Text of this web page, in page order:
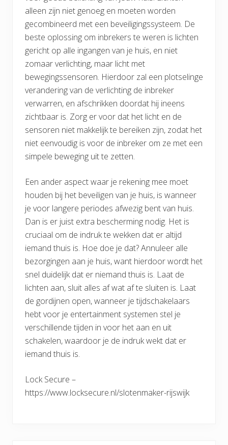
alleen zijn niet genoeg en moeten worden
gecombineerd met een beveiligingssysteem. De
beste oplossing om inbrekers te weren is lichten
gericht op alle ingangen van je huis, en niet
zomaar verlichting, maar licht met
bewegingssensoren. Hierdoor zal een plotselinge
verandering van de verlichting de inbreker
verwarren, en afschrikken doordat hij ineens
zichtbaar is. Zorg er voor dat het licht en de
sensoren niet makkelijk te bereiken zijn, zodat het
niet eenvoudig is voor de inbreker om ze met een
simpele beweging uit te zetten.
Een ander aspect waar je rekening mee moet
houden bij het beveiligen van je huis, is wanneer
je voor langere periodes afwezig bent van huis.
Dan is er juist extra bescherming nodig. Het is
cruciaal om de indruk te wekken dat er altijd
iemand thuis is. Hoe doe je dat? Annuleer alle
bezorgingen aan je huis, want hierdoor wordt het
snel duidelijk dat er niemand thuis is. Laat de
lichten aan, sluit alles af wat af te sluiten is. Laat
de gordijnen open, wanneer je tijdschakelaars
hebt voor je entertainment systemen stel je
verschillende tijden in voor het aan en uit
schakelen, waardoor je de indruk wekt dat er
iemand thuis is.
Lock Secure –
https://www.locksecure.nl/slotenmaker-rijswijk